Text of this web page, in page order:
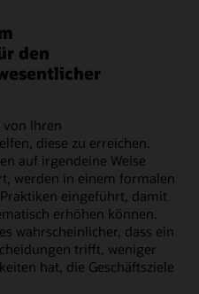
den
von Ihren
diese zu erreichen.
auf irgendeine Weise
werden in einem formalen
eingeführt, damit
erhöhen können.
wahrscheinlicher, dass ein
trifft, weniger
hat, die Geschäftsziele